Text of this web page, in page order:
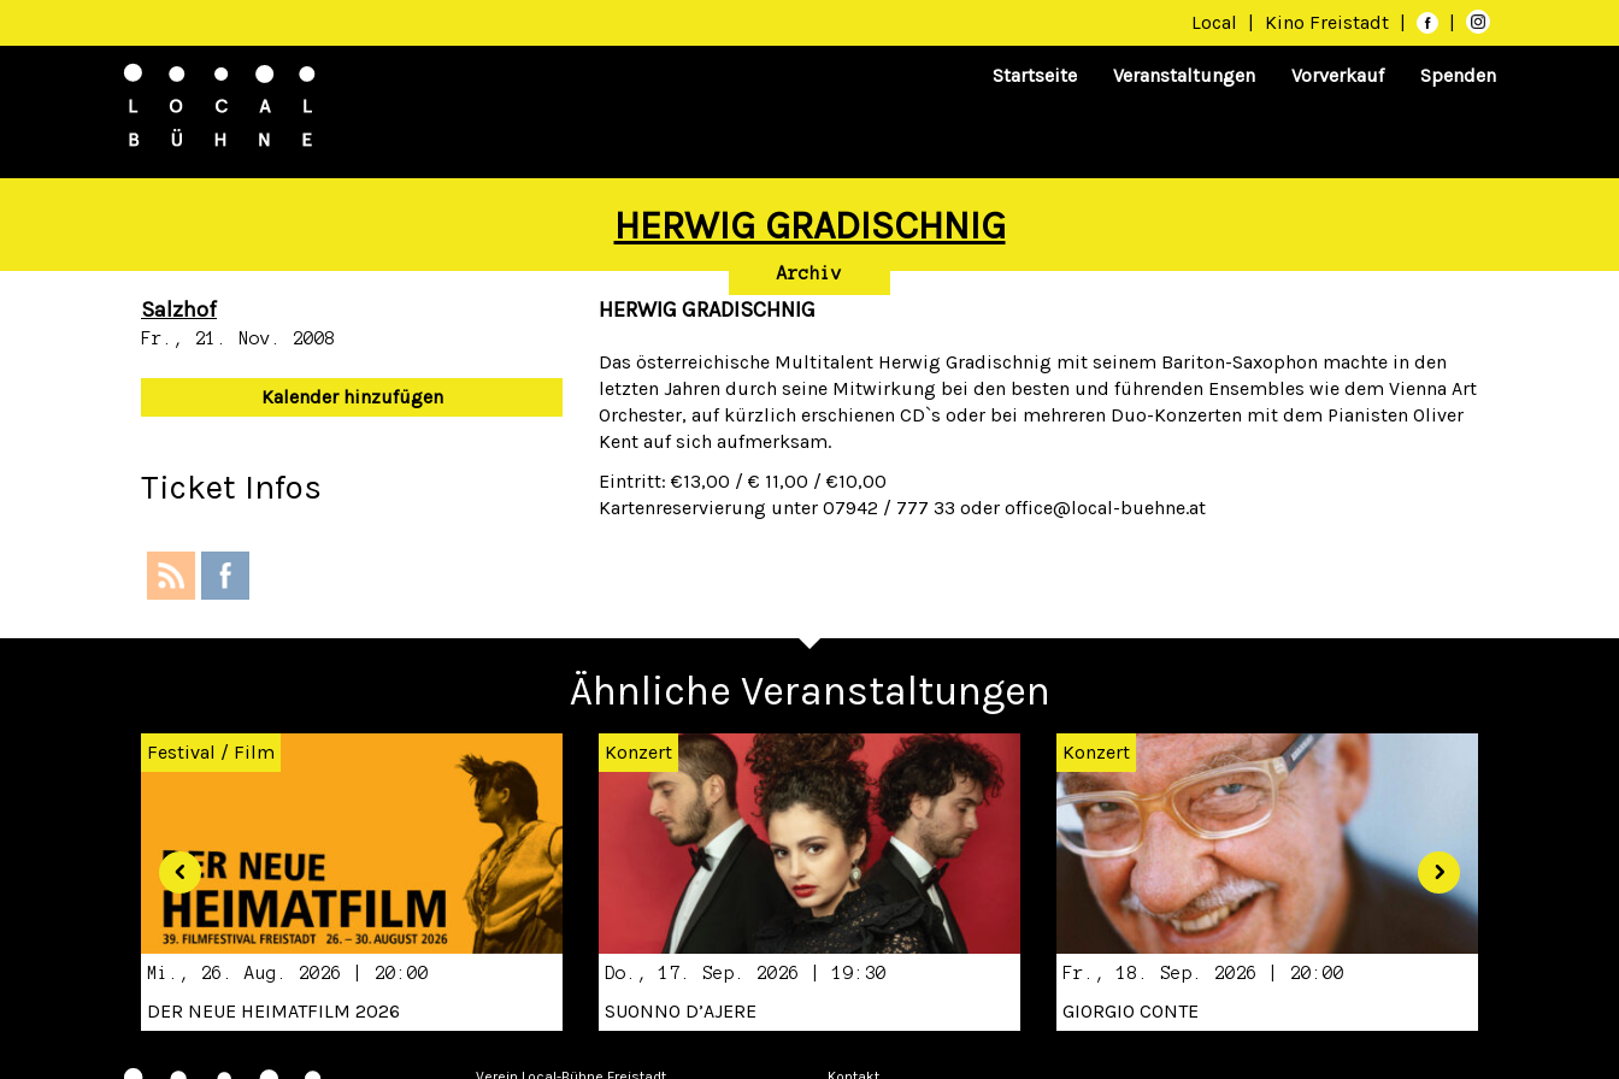
Local | Kino Freistadt | |
Startseite Veranstaltungen Vorverkauf Spenden
HERWIG GRADISCHNIG
Archiv
Salzhof
Fr., 21. Nov. 2008
Kalender hinzufügen
Ticket Infos
HERWIG GRADISCHNIG
Das österreichische Multitalent Herwig Gradischnig mit seinem Bariton-Saxophon machte in den
letzten Jahren durch seine Mitwirkung bei den besten und führenden Ensembles wie dem Vienna Art
Orchester, auf kürzlich erschienen CD`s oder bei mehreren Duo-Konzerten mit dem Pianisten Oliver
Kent auf sich aufmerksam.
Eintritt: €13,00 / € 11,00 / €10,00
Kartenreservierung unter 07942 / 777 33 oder office@local-buehne.at
Ähnliche Veranstaltungen
Festival / Film
Mi., 26. Aug. 2026 | 20:00
DER NEUE HEIMATFILM 2026
Konzert
Do., 17. Sep. 2026 | 19:30
SUONNO D’AJERE
Konzert
Fr., 18. Sep. 2026 | 20:00
GIORGIO CONTE